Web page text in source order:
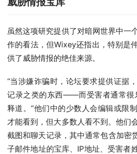
虽然这项研究提供了对暗网世界中一
作的看法，但Wixey还指出，特别是
供了威胁情报的绝佳来源。
“当涉嫌诈骗时，论坛要求提供证据
记录之类的东西——而受害者通常很
释道。“他们中的少数人会编辑或限
才能看到，但大多数人看不到。他们
截图和聊天记录，其中通常包含加密
子邮件地址的宝库、IP地址、受害者